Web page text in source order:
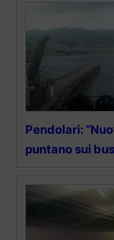
Pendolari:
puntano sui